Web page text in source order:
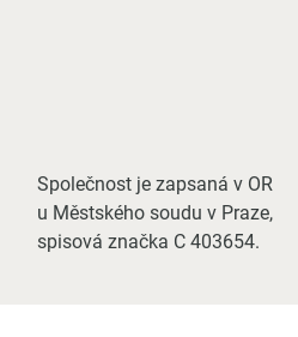
Společnost je zapsaná v OR
u Městského soudu v Praze,
spisová značka C 403654.